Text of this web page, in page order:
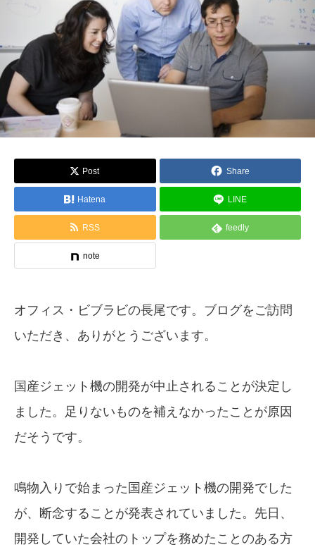
Post Share
Hatena LINE
RSS feedly
note
オフィス・ビブラビの長尾です。ブログをご訪問
いただき、ありがとうございます。
国産ジェット機の開発が中止されることが決定し
ました。足りないものを補えなかったことが原因
だそうです。
鳴物入りで始まった国産ジェット機の開発でした
が、断念することが発表されていました。先日、
開発していた会社のトップを務めたことのある方